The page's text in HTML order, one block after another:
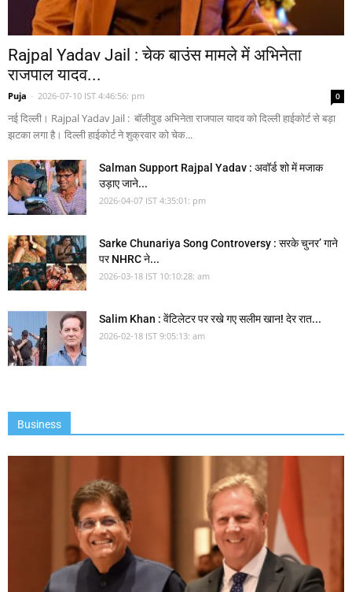
Rajpal Yadav Jail : चेक बाउंस मामले में अभिनेता
राजपाल यादव...
Puja - 2026-07-10 IST 4:46:56: pm 0
नई दिल्ली। Rajpal Yadav Jail : बॉलीवुड अभिनेता राजपाल यादव को दिल्ली हाईकोर्ट से बड़ा
झटका लगा है। दिल्ली हाईकोर्ट ने शुक्रवार को चेक...
Salman Support Rajpal Yadav : अवॉर्ड शो में मजाक
उड़ाए जाने...
2026-04-07 IST 4:35:01: pm
Sarke Chunariya Song Controversy : सरके चुनर’ गाने
पर NHRC ने...
2026-03-18 IST 10:10:28: am
Salim Khan : वेंटिलेटर पर रखे गए सलीम खान! देर रात...
2026-02-18 IST 9:05:13: am
Business